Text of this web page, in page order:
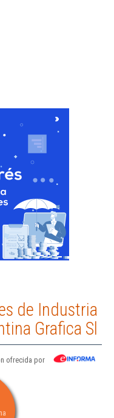
de Industria
Grafica Sl
ofrecida por